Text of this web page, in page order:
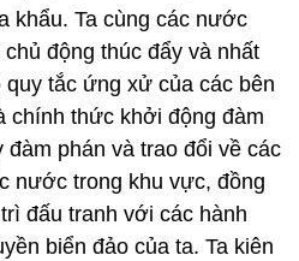
khẩu. Ta cùng các nước
động thúc đẩy và nhất
tắc ứng xử của các bên
chính thức khởi động đàm
đàm phán và trao đổi về các
nước trong khu vực, đồng
đấu tranh với các hành
biển đảo của ta. Ta kiên